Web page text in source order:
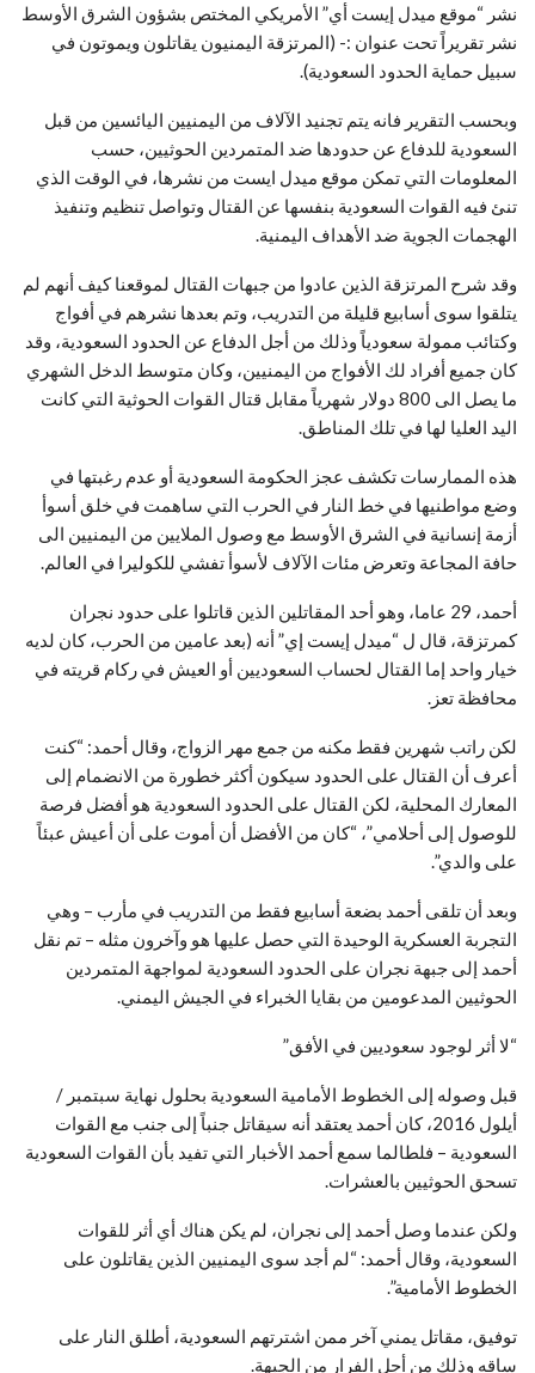
نشر “موقع ميدل إيست أي” الأمريكي المختص بشؤون الشرق الأوسط
نشر تقريراً تحت عنوان :- (المرتزقة اليمنيون يقاتلون ويموتون في
سبيل حماية الحدود السعودية).
وبحسب التقرير فانه يتم تجنيد الآلاف من اليمنيين اليائسين من قبل
السعودية للدفاع عن حدودها ضد المتمردين الحوثيين، حسب
المعلومات التي تمكن موقع ميدل ايست من نشرها، في الوقت الذي
تنئ فيه القوات السعودية بنفسها عن القتال وتواصل تنظيم وتنفيذ
الهجمات الجوية ضد الأهداف اليمنية.
وقد شرح المرتزقة الذين عادوا من جبهات القتال لموقعنا كيف أنهم لم
يتلقوا سوى أسابيع قليلة من التدريب، وتم بعدها نشرهم في أفواج
وكتائب ممولة سعودياً وذلك من أجل الدفاع عن الحدود السعودية، وقد
كان جميع أفراد لك الأفواج من اليمنيين، وكان متوسط الدخل الشهري
ما يصل الى 800 دولار شهرياً مقابل قتال القوات الحوثية التي كانت
اليد العليا لها في تلك المناطق.
هذه الممارسات تكشف عجز الحكومة السعودية أو عدم رغبتها في
وضع مواطنيها في خط النار في الحرب التي ساهمت في خلق أسوأ
أزمة إنسانية في الشرق الأوسط مع وصول الملايين من اليمنيين الى
حافة المجاعة وتعرض مئات الآلاف لأسوأ تفشي للكوليرا في العالم.
أحمد، 29 عاما، وهو أحد المقاتلين الذين قاتلوا على حدود نجران
كمرتزقة، قال ل “ميدل إيست إي” أنه (بعد عامين من الحرب، كان لديه
خيار واحد إما القتال لحساب السعوديين أو العيش في ركام قريته في
محافظة تعز.
لكن راتب شهرين فقط مكنه من جمع مهر الزواج، وقال أحمد: “كنت
أعرف أن القتال على الحدود سيكون أكثر خطورة من الانضمام إلى
المعارك المحلية، لكن القتال على الحدود السعودية هو أفضل فرصة
للوصول إلى أحلامي”، “كان من الأفضل أن أموت على أن أعيش عبئاً
على والدي”.
وبعد أن تلقى أحمد بضعة أسابيع فقط من التدريب في مأرب – وهي
التجربة العسكرية الوحيدة التي حصل عليها هو وآخرون مثله – تم نقل
أحمد إلى جبهة نجران على الحدود السعودية لمواجهة المتمردين
الحوثيين المدعومين من بقايا الخبراء في الجيش اليمني.
“لا أثر لوجود سعوديين في الأفق”
قبل وصوله إلى الخطوط الأمامية السعودية بحلول نهاية سبتمبر /
أيلول 2016، كان أحمد يعتقد أنه سيقاتل جنباً إلى جنب مع القوات
السعودية – فلطالما سمع أحمد الأخبار التي تفيد بأن القوات السعودية
تسحق الحوثيين بالعشرات.
ولكن عندما وصل أحمد إلى نجران، لم يكن هناك أي أثر للقوات
السعودية، وقال أحمد: “لم أجد سوى اليمنيين الذين يقاتلون على
الخطوط الأمامية”.
توفيق، مقاتل يمني آخر ممن اشترتهم السعودية، أطلق النار على
ساقه وذلك من أجل الفرار من الجبهة.